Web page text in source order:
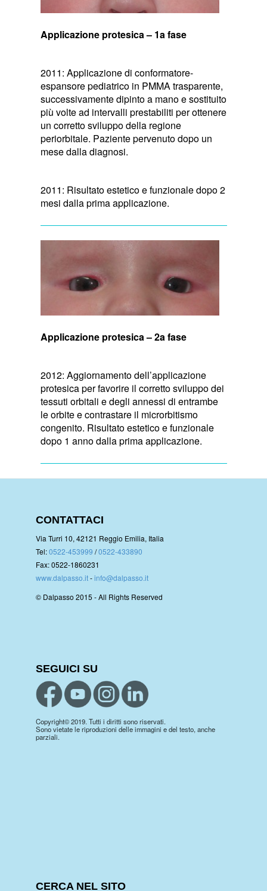
Applicazione protesica – 1a fase
2011: Applicazione di conformatore-
espansore pediatrico in PMMA trasparente,
successivamente dipinto a mano e sostituito
più volte ad intervalli prestabiliti per ottenere
un corretto sviluppo della regione
periorbitale. Paziente pervenuto dopo un
mese dalla diagnosi.
2011: Risultato estetico e funzionale dopo 2
mesi dalla prima applicazione.
Applicazione protesica – 2a fase
2012: Aggiornamento dell’applicazione
protesica per favorire il corretto sviluppo dei
tessuti orbitali e degli annessi di entrambe
le orbite e contrastare il microrbitismo
congenito. Risultato estetico e funzionale
dopo 1 anno dalla prima applicazione.
CONTATTACI
Via Turri 10, 42121 Reggio Emilia, Italia
Tel:0522-453999 /0522-433890
Fax: 0522-1860231
www.dalpasso.it-info@dalpasso.it
© Dalpasso 2015 - All Rights Reserved
SEGUICI SU
Copyright© 2019. Tutti i diritti sono riservati.
Sono vietate le riproduzioni delle immagini e del testo, anche
parziali.
CERCA NEL SITO